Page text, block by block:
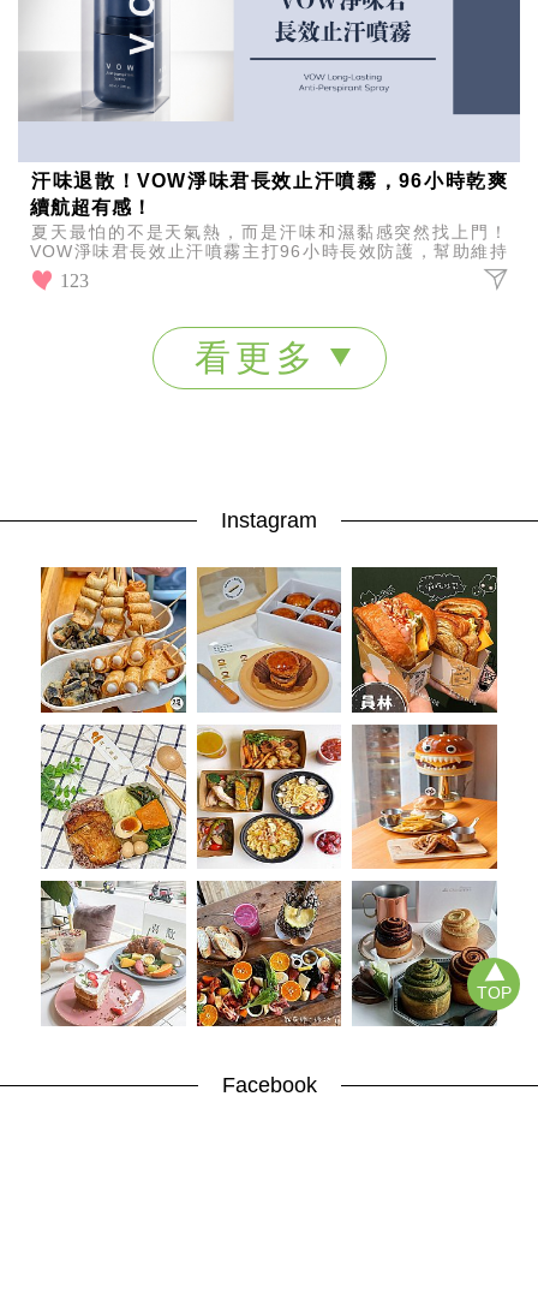
TOP
汗味退散！VOW淨味君長效止汗噴霧，96小時乾爽
續航超有感！
夏天最怕的不是天氣熱，而是汗味和濕黏感突然找上門！
VOW淨味君長效止汗噴霧主打96小時長效防護，幫助維持
肌膚乾爽舒適、不黏不悶，讓你從早到晚都能保持清新狀
態！
123
看更多
Instagram
Facebook